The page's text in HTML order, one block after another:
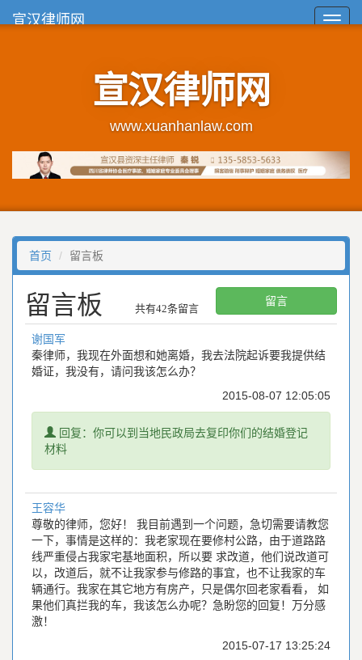
宣汉律师网
宣汉律师网
www.xuanhanlaw.com
首页 留言板
留言板 共有42条留言
留言
谢国军
秦律师，我现在外面想和她离婚，我去法院起诉要我提供结
婚证，我没有，请问我该怎么办？
2015-08-07 12:05:05
提
示
回复：你可以到当地民政局去复印你们的结婚登记
材料
王容华
尊敬的律师，您好！ 我目前遇到一个问题，急切需要请教您
一下，事情是这样的：我老家现在要修村公路，由于道路路
线严重侵占我家宅基地面积，所以要 求改道，他们说改道可
以，改道后，就不让我家参与修路的事宜，也不让我家的车
辆通行。我家在其它地方有房产，只是偶尔回老家看看， 如
果他们真拦我的车，我该怎么办呢？急盼您的回复！万分感
激！
2015-07-17 13:25:24